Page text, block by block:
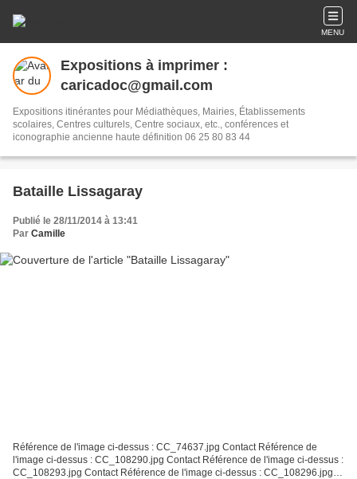
MENU
Expositions à imprimer :
caricadoc@gmail.com
Expositions itinérantes pour Médiathèques, Mairies, Établissements
scolaires, Centres culturels, Centre sociaux, etc., conférences et
iconographie ancienne haute définition 06 25 80 83 44
Bataille Lissagaray
Publié le 28/11/2014 à 13:41
Par Camille
Référence de l'image ci-dessus : CC_74637.jpg Contact Référence de
l'image ci-dessus : CC_108290.jpg Contact Référence de l'image ci-dessus :
CC_108293.jpg Contact Référence de l'image ci-dessus : CC_108296.jpg